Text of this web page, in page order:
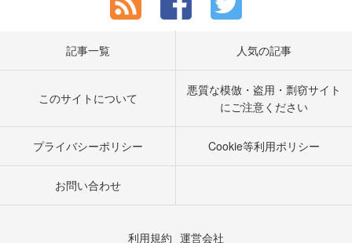
記事一覧 人気の記事
このサイトについて
悪質な模倣・盗用・剽窃サイト
にご注意ください
プライバシーポリシー Cookie等利用ポリシー
お問い合わせ
利用規約 運営会社